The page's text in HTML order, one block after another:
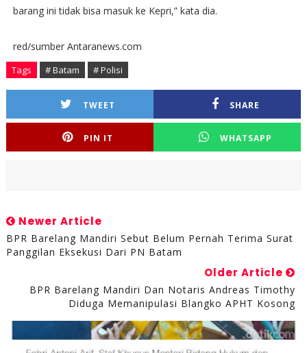
barang ini tidak bisa masuk ke Kepri,” kata dia.
red/sumber Antaranews.com
Tags # Batam # Polisi
TWEET SHARE
PIN IT WHATSAPP
Newer Article
BPR Barelang Mandiri Sebut Belum Pernah Terima Surat
Panggilan Eksekusi Dari PN Batam
Older Article
BPR Barelang Mandiri Dan Notaris Andreas Timothy
Diduga Memanipulasi Blangko APHT Kosong